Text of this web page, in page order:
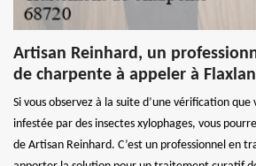
Artisan Reinhard, un
de charpente à appeler à
Si vous observez à la suite d’une vérification
infestée par des insectes xylophages, vous
de Artisan Reinhard. C’est un professionnel en